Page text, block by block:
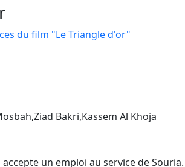
du film "Le Triangle d'or"
Bakri,Kassem Al Khoja
accepte un emploi au service de